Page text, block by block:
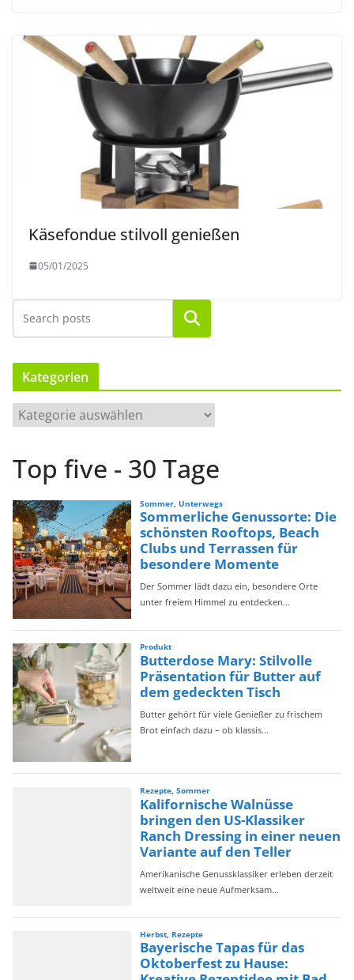
Käsefondue stilvoll genießen
05/01/2025
Suchen
Kategorien
a
o
r
i
e
n
Top five - 30 Tage